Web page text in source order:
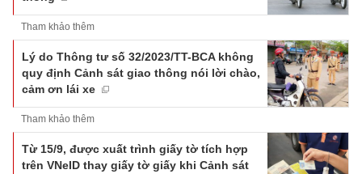
Tham khảo thêm
Lý do Thông tư số 32/2023/TT-BCA không
quy định Cảnh sát giao thông nói lời chào,
cảm ơn lái xe
Tham khảo thêm
Từ 15/9, được xuất trình giấy tờ tích hợp
trên VNeID thay giấy tờ giấy khi Cảnh sát